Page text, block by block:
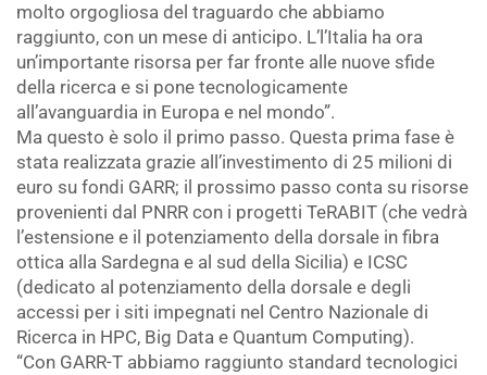
molto orgogliosa del traguardo che abbiamo
raggiunto, con un mese di anticipo. L’l’Italia ha ora
un’importante risorsa per far fronte alle nuove sfide
della ricerca e si pone tecnologicamente
all’avanguardia in Europa e nel mondo”.
Ma questo è solo il primo passo. Questa prima fase è
stata realizzata grazie all’investimento di 25 milioni di
euro su fondi GARR; il prossimo passo conta su risorse
provenienti dal PNRR con i progetti TeRABIT (che vedrà
l’estensione e il potenziamento della dorsale in fibra
ottica alla Sardegna e al sud della Sicilia) e ICSC
(dedicato al potenziamento della dorsale e degli
accessi per i siti impegnati nel Centro Nazionale di
Ricerca in HPC, Big Data e Quantum Computing).
“Con GARR-T abbiamo raggiunto standard tecnologici